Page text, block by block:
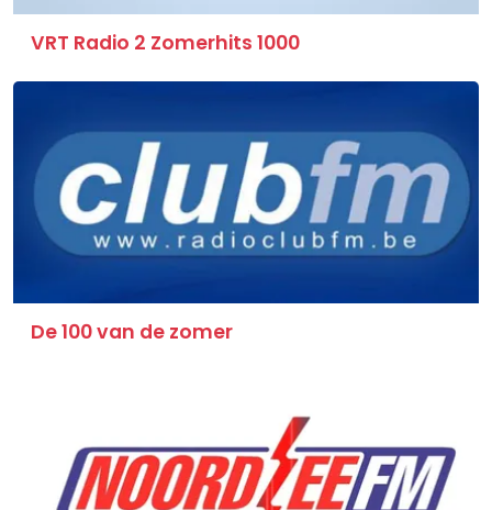
VRT Radio 2 Zomerhits 1000
De 100 van de zomer